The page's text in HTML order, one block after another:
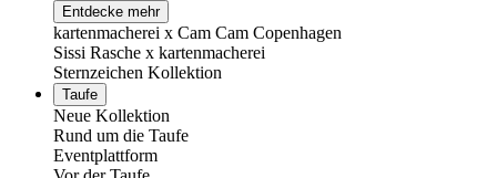
Entdecke mehr
kartenmacherei x Cam Cam Copenhagen
Sissi Rasche x kartenmacherei
Sternzeichen Kollektion
Taufe
Neue Kollektion
Rund um die Taufe
Eventplattform